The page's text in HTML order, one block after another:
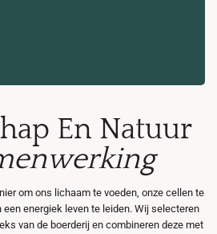
En Natuur
om ons lichaam te voeden, onze cellen te
energiek leven te leiden. Wij selecteren
van de boerderij en combineren deze met